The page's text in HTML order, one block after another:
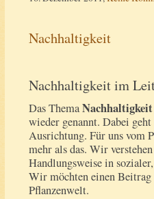
Nachhaltigkeit
Nachhaltigkeit im
Das Thema
wieder genannt. Dabei
Ausrichtung. Für uns vom
mehr als das. Wir
Handlungsweise in
Wir möchten einen
Pflanzenwelt.